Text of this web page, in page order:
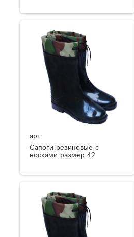
арт.
Сапоги резиновые с
носками размер 42